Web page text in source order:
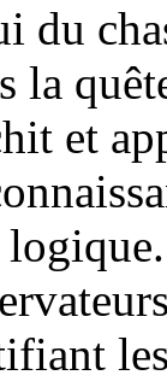
du
la
et